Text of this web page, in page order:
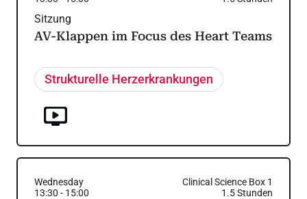
Sitzung
AV-Klappen im Focus des Heart Teams
Strukturelle Herzerkrankungen
Wednesday
Clinical Science Box 1
13:30 - 15:00 1.5Stunden